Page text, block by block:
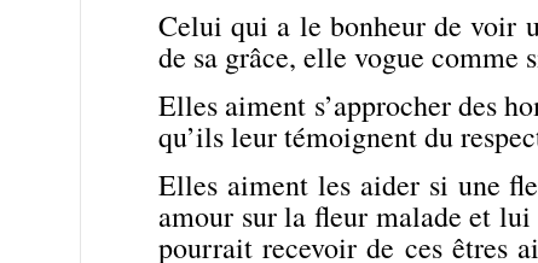
Celui qui a le bonheur de voir
de sa grâce, elle vogue
Elles aiment s’approcher des
qu’ils leur témoignent du
Elles aiment les aider si une
amour sur la fleur malade et
pourrait recevoir de ces êtres